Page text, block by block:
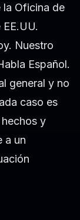
la Oficina de
Nuestro
Español.
general y no
caso es
y
a un